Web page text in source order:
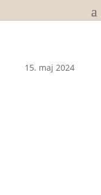
15. maj 2024